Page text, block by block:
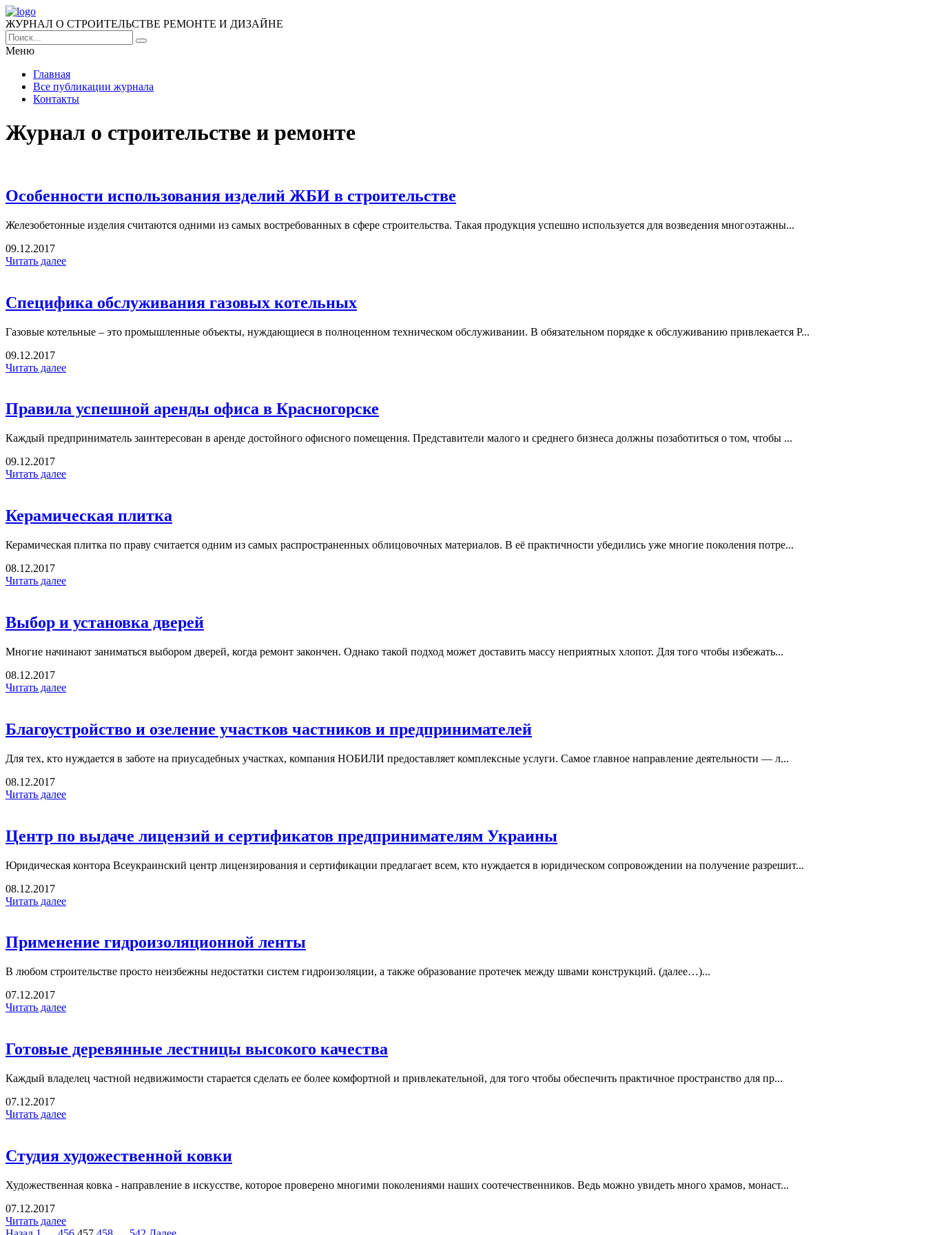
ЖУРНАЛ О СТРОИТЕЛЬСТВЕ РЕМОНТЕ И ДИЗАЙНЕ
Меню
Главная
Все публикации журнала
Контакты
Журнал о строительстве и ремонте
Особенности использования изделий ЖБИ в строительстве
Железобетонные изделия считаются одними из самых востребованных в сфере строительства. Такая продукция успешно используется для возведения многоэтажны...
09.12.2017
Читать далее
Специфика обслуживания газовых котельных
Газовые котельные – это промышленные объекты, нуждающиеся в полноценном техническом обслуживании. В обязательном порядке к обслуживанию привлекается Р...
09.12.2017
Читать далее
Правила успешной аренды офиса в Красногорске
Каждый предприниматель заинтересован в аренде достойного офисного помещения. Представители малого и среднего бизнеса должны позаботиться о том, чтобы ...
09.12.2017
Читать далее
Керамическая плитка
Керамическая плитка по праву считается одним из самых распространенных облицовочных материалов. В её практичности убедились уже многие поколения потре...
08.12.2017
Читать далее
Выбор и установка дверей
Многие начинают заниматься выбором дверей, когда ремонт закончен. Однако такой подход может доставить массу неприятных хлопот. Для того чтобы избежать...
08.12.2017
Читать далее
Благоустройство и озеление участков частников и предпринимателей
Для тех, кто нуждается в заботе на приусадебных участках, компания НОБИЛИ предоставляет комплексные услуги. Самое главное направление деятельности — л...
08.12.2017
Читать далее
Центр по выдаче лицензий и сертификатов предпринимателям Украины
Юридическая контора Всеукраинский центр лицензирования и сертификации предлагает всем, кто нуждается в юридическом сопровождении на получение разрешит...
08.12.2017
Читать далее
Применение гидроизоляционной ленты
В любом строительстве просто неизбежны недостатки систем гидроизоляции, а также образование протечек между швами конструкций. (далее…)...
07.12.2017
Читать далее
Готовые деревянные лестницы высокого качества
Каждый владелец частной недвижимости старается сделать ее более комфортной и привлекательной, для того чтобы обеспечить практичное пространство для пр...
07.12.2017
Читать далее
Студия художественной ковки
Художественная ковка - направление в искусстве, которое проверено многими поколениями наших соотечественников. Ведь можно увидеть много храмов, монаст...
07.12.2017
Читать далее